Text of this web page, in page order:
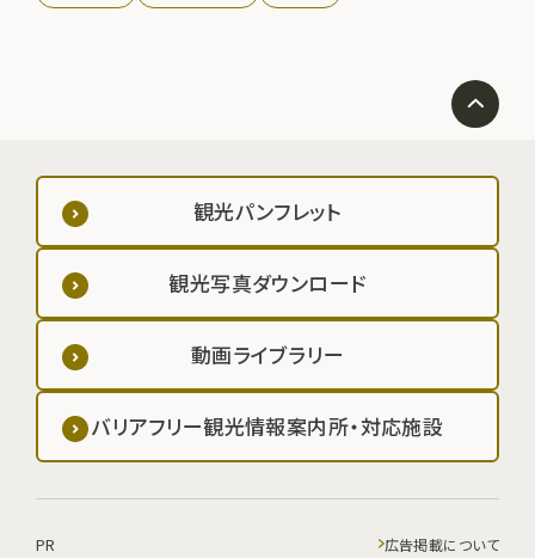
観光パンフレット
観光写真ダウンロード
動画ライブラリー
バリアフリー観光情報案内所・対応施設
PR 広告掲載について